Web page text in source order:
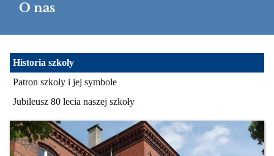
O nas
O
nas
Historia szkoły
Patron szkoły i jej symbole
Jubileusz 80 lecia naszej szkoły